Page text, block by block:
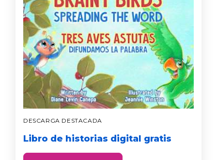
DESCARGA DESTACADA
Libro de historias digital gratis